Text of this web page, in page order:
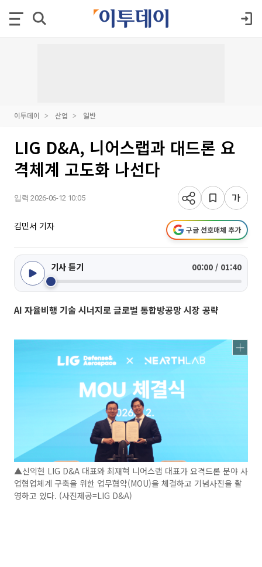
이투데이 산업 일반
LIG D&A, 니어스랩과 대드론 요
격체계 고도화 나선다
입력 2026-06-12 10:05
김민서 기자 구글 선호매체 추가
기사 듣기 00:00 / 01:40
AI 자율비행 기술 시너지로 글로벌 통합방공망 시장 공략
▲신익현 LIG D&A 대표와 최재혁 니어스랩 대표가 요격드론 분야 사
업협업체계 구축을 위한 업무협약(MOU)을 체결하고 기념사진을 촬
영하고 있다. (사진제공=LIG D&A)